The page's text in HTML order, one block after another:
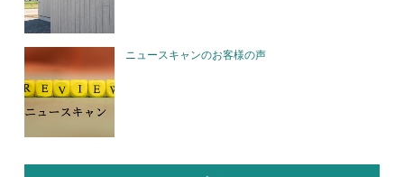
ニュースキャンのお客様の声